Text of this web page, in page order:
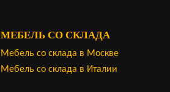
МЕБЕЛЬ СО СКЛАДА
Мебель со склада в Москве
Мебель со склада в Италии